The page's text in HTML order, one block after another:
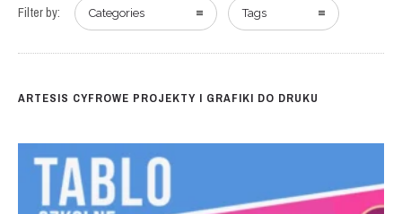
Filter by: Categories Tags
ARTESIS CYFROWE PROJEKTY I GRAFIKI DO DRUKU